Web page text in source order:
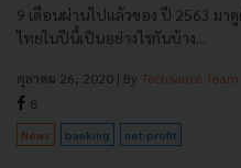
9 เดือนผ่านไปแล้วของ ปี 2563 มา
ไทยในปีนี้เป็นอย่างไรกันบ้าง...
ตุลาคม 26, 2020 | By Techsauce Team
8
News banking net-profit